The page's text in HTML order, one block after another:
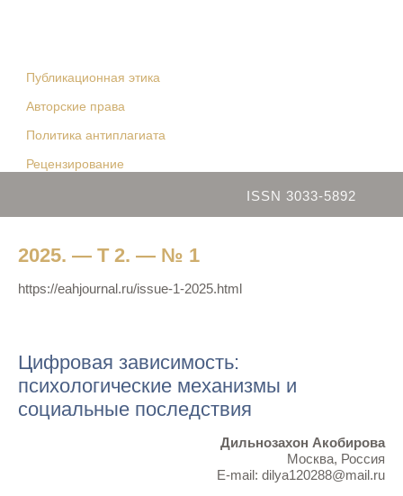
Публикационная этика
Авторские права
Политика антиплагиата
Рецензирование
ISSN 3033-5892
2025. — Т 2. — № 1
https://eahjournal.ru/issue-1-2025.html
Цифровая зависимость:
психологические механизмы и
социальные последствия
Дильнозахон Акобирова
Москва, Россия
E-mail: dilya120288@mail.ru